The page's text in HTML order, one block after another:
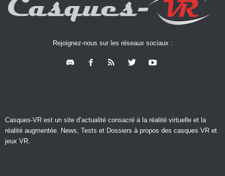
Rejoignez-nous sur les réseaux sociaux :
Casques-VR est un site d’actualité consacré à la réalité virtuelle et la
réalité augmentée. News, Tests et Dossiers à propos des casques VR et
jeux VR.